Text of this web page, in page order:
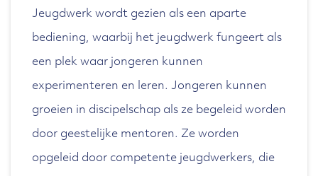
Jeugdwerk wordt gezien als een aparte
bediening, waarbij het jeugdwerk fungeert als
een plek waar jongeren kunnen
experimenteren en leren. Jongeren kunnen
groeien in discipelschap als ze begeleid worden
door geestelijke mentoren. Ze worden
opgeleid door competente jeugdwerkers, die